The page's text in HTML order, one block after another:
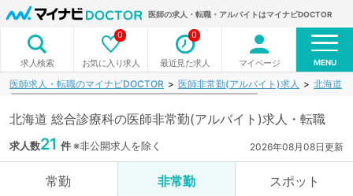
医師の求人・転職・アルバイトはマイナビDOCTOR
求人検索 お気に入り求人
0
最近見た求人
0
マイページ MENU
医師求人・転職のマイナビDOCTOR 医師非常勤(アルバイト)求人 北海道
北海道 総合診療科の医師非常勤(アルバイト)求人・転職
求人数21 件※非公開求人を除く 2026年08月08日更新
常勤 非常勤 スポット